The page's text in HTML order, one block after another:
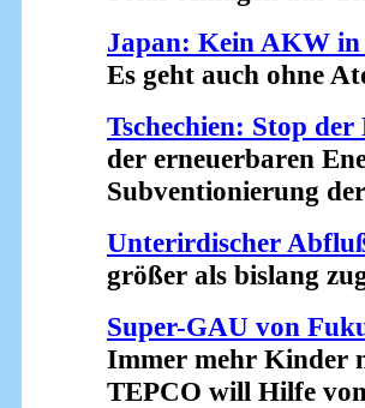
Japan: Kein AKW in
Es geht auch ohne
Tschechien: Stop
der erneuerbaren
Subventionierung der
Unterirdischer
größer als bislang
Super-GAU von
Immer mehr Kinder
TEPCO will Hilfe von